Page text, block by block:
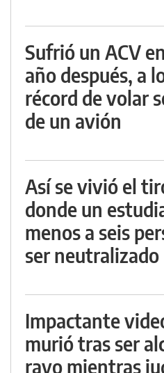
Sufrió un ACV
año después, a
récord de volar
de un avión
Así se vivió el
donde un
menos a seis
ser neutralizado
Impactante
murió tras ser
rayo mientras